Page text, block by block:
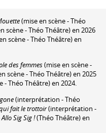
(mise en scène - Théo
scène - Théo Théâtre) en 2026
scène - Théo Théâtre) en
des femmes(mise en scène -
scène - Théo Théâtre) en 2025
- Théo Théâtre) en 2024.
(interprétation - Théo
fait le trottoir(interprétation -
Allo Sig Sig !(Théo Théâtre) en